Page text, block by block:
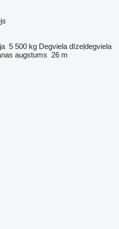
5 500 kg Degviela dīzeļdegviela
augstums 26 m